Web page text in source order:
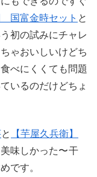
国富金時セット と
初の試みにチャレ
ゃおいしいけどち
べにくくても問題
いるのだけどちょ
と 【芋屋久兵衛】
味しかった〜干
です。